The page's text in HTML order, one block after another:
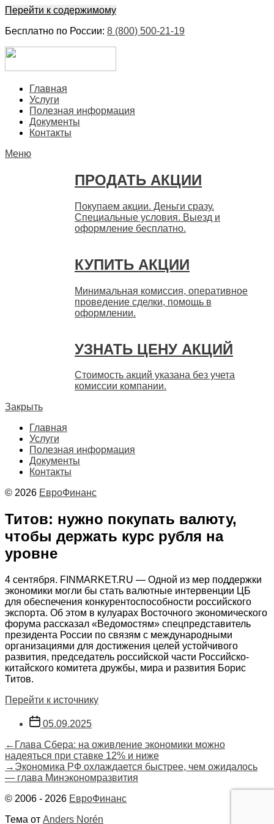
Перейти к содержимому
Бесплатно по России: 8 (800) 500-21-19
БыстроГлавная
Услуги
Полезная информация
Документы
Контакты
Меню
ПРОДАТЬ АКЦИИ
Покупаем акции. Деньги сразу.
Специальные условия. Выезд и
оформление бесплатно.
КУПИТЬ АКЦИИ
Минимальная комиссия, оперативное
проведение сделки, помощь в
оформлении.
УЗНАТЬ ЦЕНУ АКЦИЙ
Стоимость акций указана без учета
комиссии компании.
Закрыть
Главная
Услуги
Полезная информация
Документы
Контакты
© 2026 ЕвроФинанс
Титов: нужно покупать валюту,
чтобы держать курс рубля на
уровне
4 сентября. FINMARKET.RU — Одной из мер поддержки
экономики могли бы стать валютные интервенции ЦБ
для обеспечения конкурентоспособности российского
экспорта. Об этом в кулуарах Восточного экономического
форума рассказал «Ведомостям» спецпредставитель
президента России по связям с международными
организациями для достижения целей устойчивого
развития, председатель российской части Российско-
китайского комитета дружбы, мира и развития Борис
Титов.
Перейти к источнику
Дата
записи
05.09.2025
Навигация
по
записям
← Предыдущая
запись:
Глава Сбера: на оживление экономики можно
надеяться при ставке 12% и ниже
→ Следующая
запись:
Экономика РФ охлаждается быстрее, чем ожидалось
— глава Минэкономразвития
© 2006 - 2026 ЕвроФинанс
Тема от Anders Norén